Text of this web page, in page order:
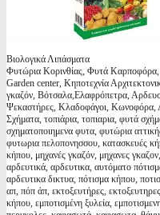
Βιολογικά Λιπάσματα
Φυτώρια Κορινθίας, Φυτά
Garden center, Κηποτεχνία
γκαζόν, Βότσαλα,Ελαφρόπετρα,
Ψεκαστήρες, Κλαδοφάγοι, Κωνοφόρα,
Σχήματα, τοπιάρια, τοπιαρια, φυτά
σχηματοποιημενα φυτα, φυτώρια
φυτωρια πελοπονησσου, κατασκευές
κήπου, μηχανές γκαζόν, μηχανες
αρδευτικά, αρδευτικα, αυτόματο
αρδευτικα δικτυα, πότισμα κήπου,
απ, πόπ άπ, εκτοξευτήρες,
κήπου, εμποτισμένη ξυλεία,